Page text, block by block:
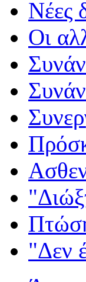
Νέες
Οι
"Δεν